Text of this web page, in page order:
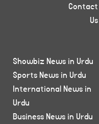
Contact
Us
Showbiz News in Urdu
Sports News in Urdu
International News in
Urdu
Business News in Urdu